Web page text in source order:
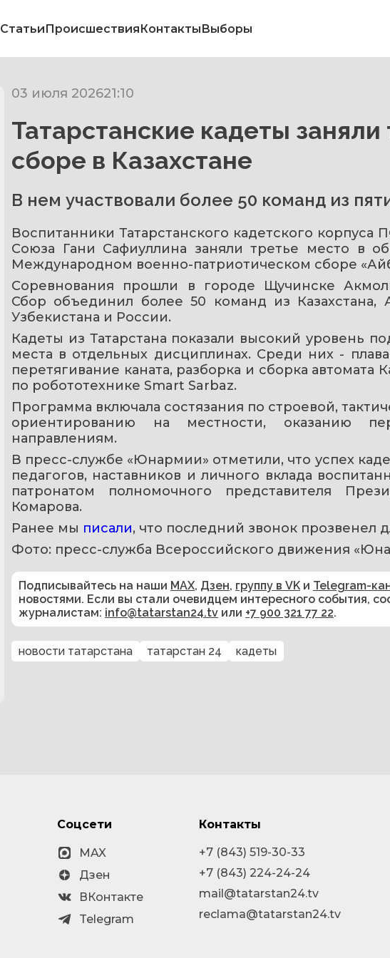
СтатьиПроисшествияКонтактыВыборы
03 июля 202621:10
Татарстанские кадеты заняли
сборе в Казахстане
В нем участвовали более 50 команд из
Воспитанники Татарстанского кадетского
Союза Гани Сафиуллина заняли третье место в
Международном военно-патриотическом сборе
Соревнования прошли в городе Щучинске
Сбор объединил более 50 команд из Казахстана,
Узбекистана и России.
Кадеты из Татарстана показали высокий уровень
места в отдельных дисциплинах. Среди них -
перетягивание каната, разборка и сборка автомата
по робототехнике Smart Sarbaz.
Программа включала состязания по строевой,
ориентированию на местности, оказанию
направлениям.
В пресс-службе «Юнармии» отметили, что успех
педагогов, наставников и личного вклада
патронатом полномочного представителя
Комарова.
Ранее мы писали, что последний звонок прозвенел
Фото: пресс-служба Всероссийского движения
Подписывайтесь на наши MAX, Дзен, группу в VK и Telegram-
новостями. Если вы стали очевидцем интересного события,
журналистам: info@tatarstan24.tv или +7 900 321 77 22.
новости татарстана татарстан 24 кадеты
Соцсети
MAX
Дзен
ВКонтакте
Telegram
Контакты
+7 (843) 519-30-33
+7 (843) 224-24-24
mail@tatarstan24.tv
reclama@tatarstan24.tv